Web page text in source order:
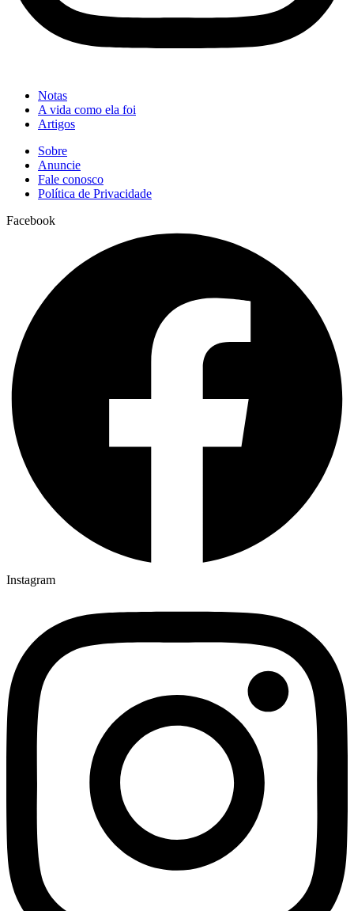
Notas
A vida como ela foi
Artigos
Sobre
Anuncie
Fale conosco
Política de Privacidade
Facebook
Instagram